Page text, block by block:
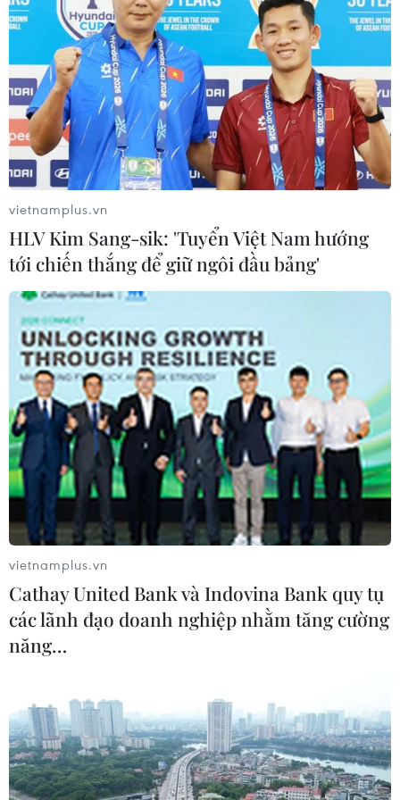
dẫn.
Quá trình đàm phán RCEP đã bước vào
giai đoạn cuối cùng
12/08/2020 02:05
Quá trình đàm phán Hiệp định đối tác kinh tế toàn diện
khu vực (RCEP) đã bước vào giai đoạn cuối cùng - giai
đoạn rà soát hoàn thiện thủ tục pháp lý.
vietnamplus.vn
HLV Kim Sang-sik: 'Tuyển Việt Nam hướng
tới chiến thắng để giữ ngôi đầu bảng'
vietnamplus.vn
Cathay United Bank và Indovina Bank quy tụ
các lãnh đạo doanh nghiệp nhằm tăng cường
năng…